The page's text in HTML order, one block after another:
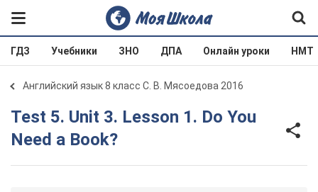
ГДЗ Учебники ЗНО ДПА Онлайн уроки НМТ
Английский язык 8 класс С. В. Мясоедова 2016
Test 5. Unit 3. Lesson 1. Do You
Need a Book?